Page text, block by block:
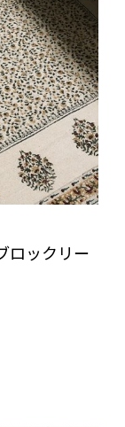
ロックリー